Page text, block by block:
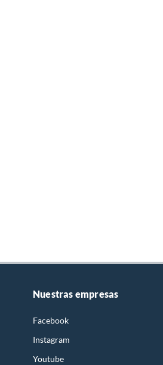
Nuestras empresas
Facebook
Instagram
Youtube